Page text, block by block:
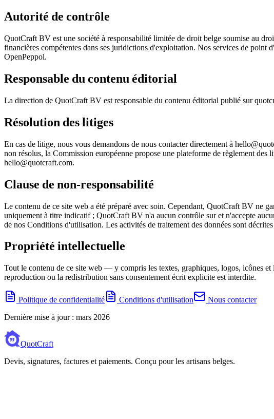
Autorité de contrôle
QuotCraft BV est une société à responsabilité limitée de droit belge soumise au
financières compétentes dans ses juridictions d'exploitation. Nos services de point
OpenPeppol.
Responsable du contenu éditorial
La direction de QuotCraft BV est responsable du contenu éditorial publié sur
Résolution des litiges
En cas de litige, nous vous demandons de nous contacter directement à
non résolus, la Commission européenne propose une plateforme de règlement
hello@quotcraft.com.
Clause de non-responsabilité
Le contenu de ce site web a été préparé avec soin. Cependant, QuotCraft BV ne
uniquement à titre indicatif ; QuotCraft BV n'a aucun contrôle sur et n'accepte
de nos Conditions d'utilisation. Les activités de traitement des données sont
Propriété intellectuelle
Tout le contenu de ce site web — y compris les textes, graphiques, logos, icônes
reproduction ou la redistribution sans consentement écrit explicite est interdite.
Politique de confidentialité Conditions d'utilisation
Nous contacter
Dernière mise à jour : mars 2026
QuotCraft
Devis, signatures, factures et paiements. Conçu pour les artisans belges.